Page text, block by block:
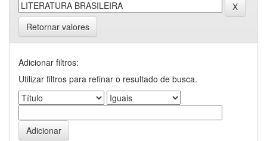
Retornar valores
Adicionar filtros:
Utilizar filtros para refinar o resultado de busca.